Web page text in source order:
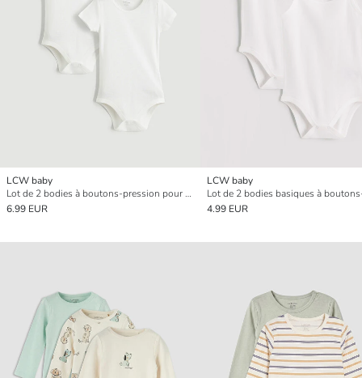
LCW baby
Lot de 2 bodies à boutons-pression pour bébé fille
6.99 EUR
LCW baby
4.99 EUR